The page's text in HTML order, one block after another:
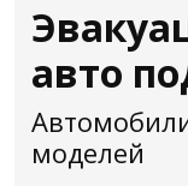
авто
моделей